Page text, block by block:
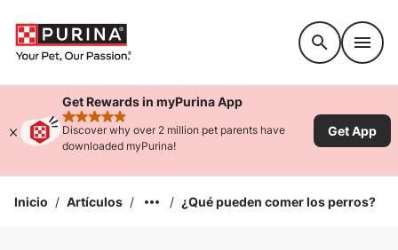
Get Rewards in myPurina App
rated 4.9 stars
Discover why over 2 million pet parents have
downloaded myPurina!
Get App
Inicio / Artículos / / ¿Qué pueden comer los perros?